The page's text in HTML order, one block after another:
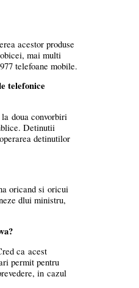
acestor produse
mai multi
telefoane mobile.
telefonice
doua convorbiri
Detinutii
detinutilor
oricand si oricui
dlui ministru,
ca acest
permit pentru
in cazul